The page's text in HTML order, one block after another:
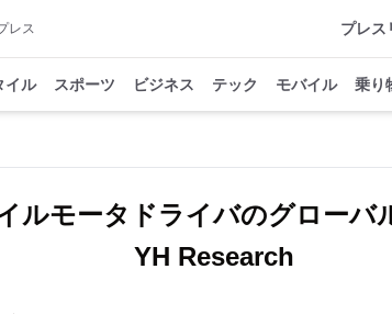
レス プレス
イル スポーツ ビジネス テック モバイル 乗り
ルモータドライバのグローバ
YH Research